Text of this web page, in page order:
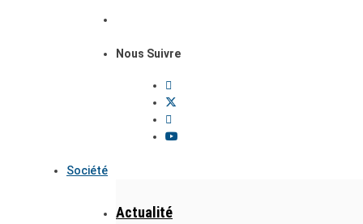
Nous Suivre
Société
Actualité